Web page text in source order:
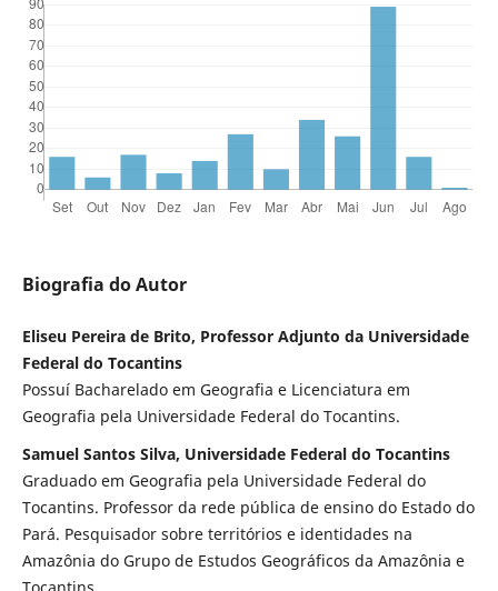
Biografia do Autor
Eliseu Pereira de Brito, Professor Adjunto da Universidade
Federal do Tocantins
Possuí Bacharelado em Geografia e Licenciatura em
Geografia pela Universidade Federal do Tocantins.
Samuel Santos Silva, Universidade Federal do Tocantins
Graduado em Geografia pela Universidade Federal do
Tocantins. Professor da rede pública de ensino do Estado do
Pará. Pesquisador sobre territórios e identidades na
Amazônia do Grupo de Estudos Geográficos da Amazônia e
Tocantins.